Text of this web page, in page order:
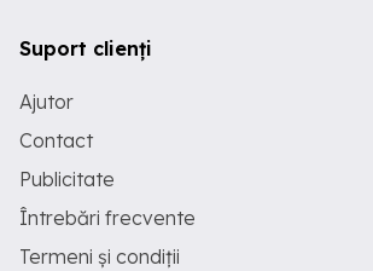
Suport clienți
Ajutor
Contact
Publicitate
Întrebări frecvente
Termeni și condiții